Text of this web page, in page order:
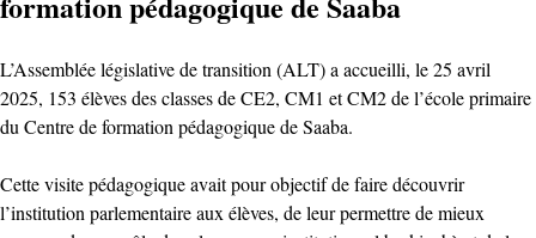
L’Assemblée législative de transition (ALT) a accueilli, le 25 avril
2025, 153 élèves des classes de CE2, CM1 et CM2 de l’école primaire
du Centre de formation pédagogique de Saaba.
Cette visite pédagogique avait pour objectif de faire découvrir
l’institution parlementaire aux élèves, de leur permettre de mieux